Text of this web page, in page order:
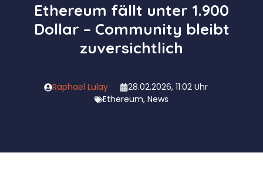
Ethereum fällt unter 1.900
Dollar – Community bleibt
zuversichtlich
Raphael Lulay
28.02.2026, 11:02 Uhr
Ethereum, News